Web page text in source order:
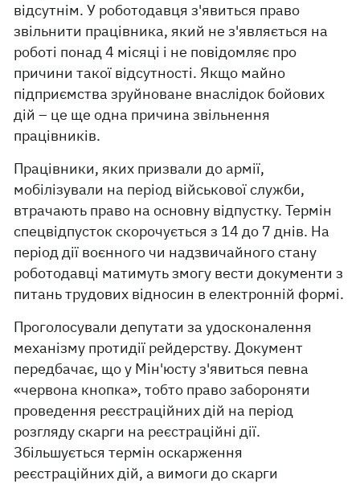
відсутнім. У роботодавця з'явиться право
звільнити працівника, який не з'являється на
роботі понад 4 місяці і не повідомляє про
причини такої відсутності. Якщо майно
підприємства зруйноване внаслідок бойових
дій – це ще одна причина звільнення
працівників.
Працівники, яких призвали до армії,
мобілізували на період військової служби,
втрачають право на основну відпустку. Термін
спецвідпусток скорочується з 14 до 7 днів. На
період дії воєнного чи надзвичайного стану
роботодавці матимуть змогу вести документи з
питань трудових відносин в електронній формі.
Проголосували депутати за удосконалення
механізму протидії рейдерству. Документ
передбачає, що у Мін'юсту з'явиться певна
«червона кнопка», тобто право забороняти
проведення реєстраційних дій на період
розгляду скарги на реєстраційні дії.
Збільшується термін оскарження
реєстраційних дій, а вимоги до скарги